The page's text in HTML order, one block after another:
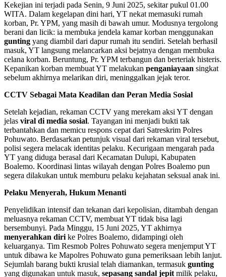
Kekejian ini terjadi pada Senin, 9 Juni 2025, sekitar pukul 01.00
WITA. Dalam kegelapan dini hari, YT nekat memasuki rumah
korban, Pr. YPM, yang masih di bawah umur. Modusnya tergolong
berani dan licik: ia membuka jendela kamar korban menggunakan
gunting yang diambil dari dapur rumah itu sendiri. Setelah berhasil
masuk, YT langsung melancarkan aksi bejatnya dengan membuka
celana korban. Beruntung, Pr. YPM terbangun dan berteriak histeris.
Kepanikan korban membuat YT melakukan penganiayaan singkat
sebelum akhirnya melarikan diri, meninggalkan jejak teror.
CCTV Sebagai Mata Keadilan dan Peran Media Sosial
Setelah kejadian, rekaman CCTV yang merekam aksi YT dengan
jelas viral di media sosial. Tayangan ini menjadi bukti tak
terbantahkan dan memicu respons cepat dari Satreskrim Polres
Pohuwato. Berdasarkan petunjuk visual dari rekaman viral tersebut,
polisi segera melacak identitas pelaku. Kecurigaan mengarah pada
YT yang diduga berasal dari Kecamatan Dulupi, Kabupaten
Boalemo. Koordinasi lintas wilayah dengan Polres Boalemo pun
segera dilakukan untuk memburu pelaku kejahatan seksual anak ini.
Pelaku Menyerah, Hukum Menanti
Penyelidikan intensif dan tekanan dari kepolisian, ditambah dengan
meluasnya rekaman CCTV, membuat YT tidak bisa lagi
bersembunyi. Pada Minggu, 15 Juni 2025, YT akhirnya
menyerahkan diri ke Polres Boalemo, didampingi oleh
keluarganya. Tim Resmob Polres Pohuwato segera menjemput YT
untuk dibawa ke Mapolres Pohuwato guna pemeriksaan lebih lanjut.
Sejumlah barang bukti krusial telah diamankan, termasuk gunting
yang digunakan untuk masuk, sepasang sandal jepit milik pelaku,